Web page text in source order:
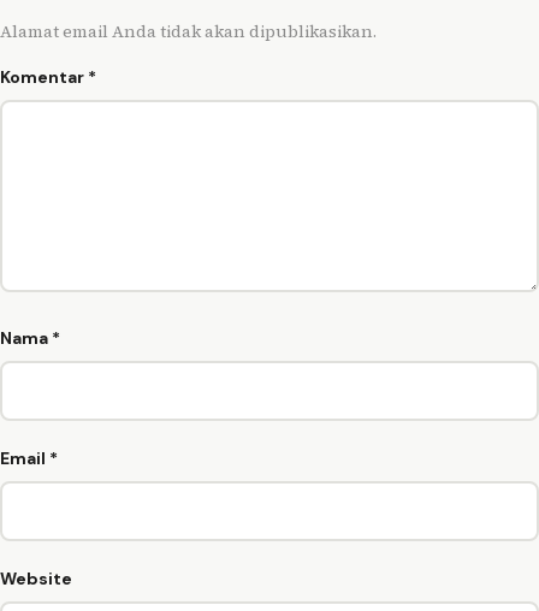
Alamat email Anda tidak akan dipublikasikan.
Komentar *
Nama *
Email *
Website